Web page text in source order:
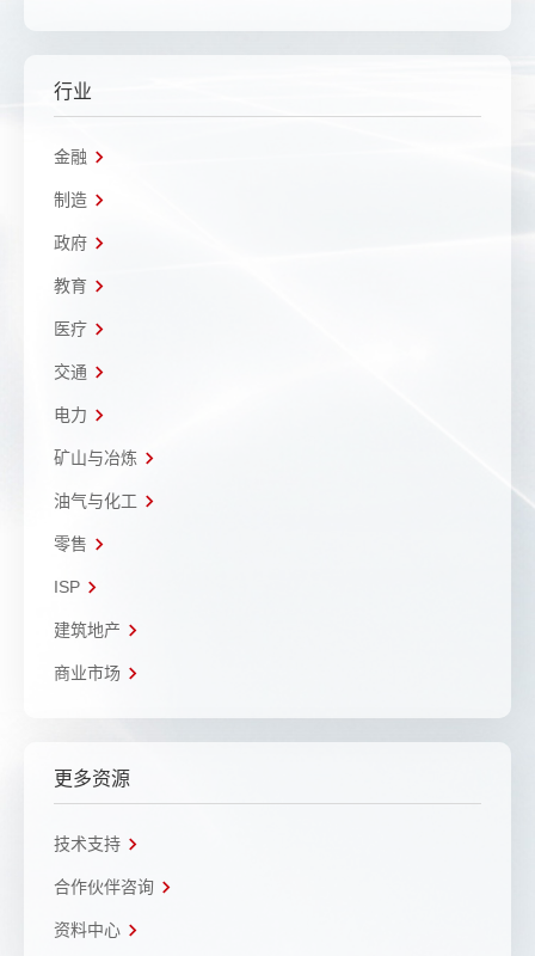
行业
金融
制造
政府
教育
医疗
交通
电力
矿山与冶炼
油气与化工
零售
ISP
建筑地产
商业市场
更多资源
技术支持
合作伙伴咨询
资料中心